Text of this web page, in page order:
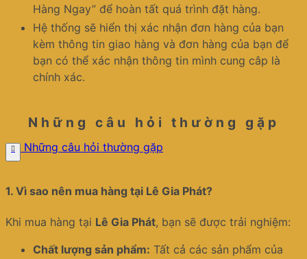
Hàng Ngay” để hoàn tất quá trình đặt hàng.
Hệ thống sẽ hiển thị xác nhận đơn hàng của bạn
kèm thông tin giao hàng và đơn hàng của bạn để
bạn có thể xác nhận thông tin mình cung câp là
chính xác.
Những câu hỏi thường gặp
Những câu hỏi thường gặp
1. Vì sao nên mua hàng tại Lê Gia Phát?
Khi mua hàng tại Lê Gia Phát, bạn sẽ được trải nghiệm:
Chất lượng sản phẩm: Tất cả các sản phẩm của